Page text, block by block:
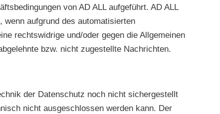
von AD ALL aufgeführt. AD ALL
wenn aufgrund des automatisierten
rechtswidrige und/oder gegen die Allgemeinen
bzw. nicht zugestellte Nachrichten.
der Datenschutz noch nicht sichergestellt
nicht ausgeschlossen werden kann. Der